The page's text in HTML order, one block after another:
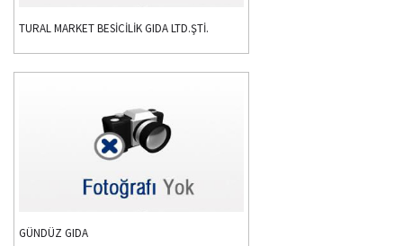
TURAL MARKET BESİCİLİK GIDA LTD.ŞTİ.
GÜNDÜZ GIDA